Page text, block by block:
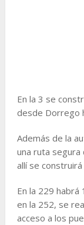
En la 3 se
desde Dorrego
Además de la
una ruta
allí se
En la 229
en la 252, se
acceso a los